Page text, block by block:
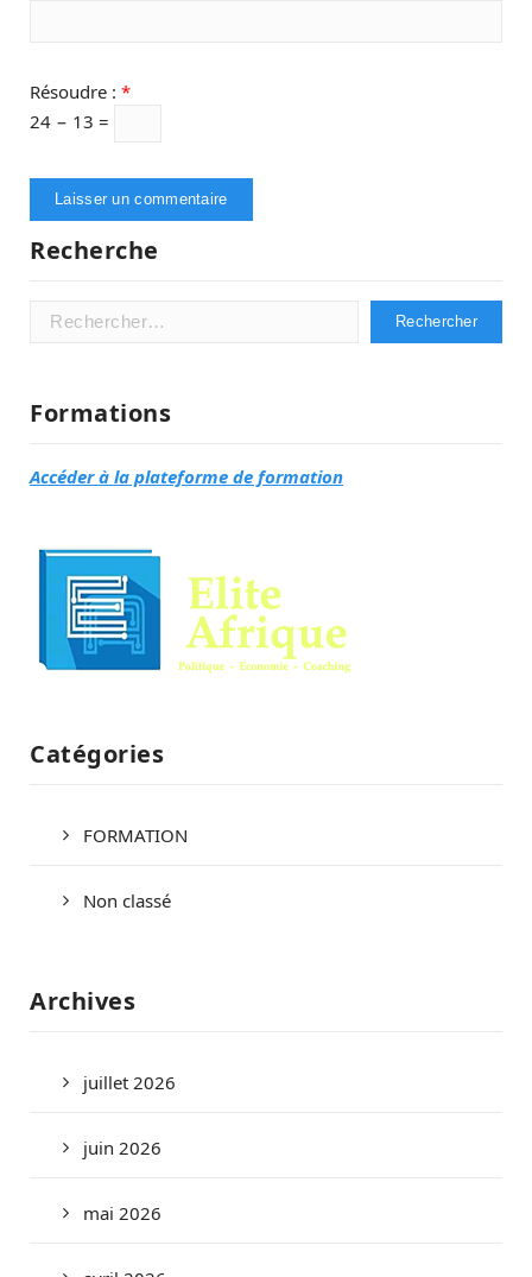
Résoudre : *
24 − 13 =
Recherche
Rechercher :
Formations
Accéder à la plateforme de formation
Catégories
FORMATION
Non classé
Archives
juillet 2026
juin 2026
mai 2026